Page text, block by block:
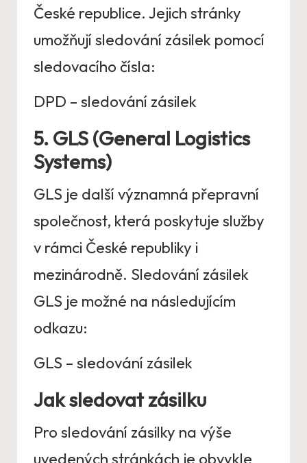
České republice. Jejich stránky
umožňují sledování zásilek pomocí
sledovacího čísla:
DPD – sledování zásilek
5. GLS (General Logistics
Systems)
GLS je další významná přepravní
společnost, která poskytuje služby
v rámci České republiky i
mezinárodně. Sledování zásilek
GLS je možné na následujícím
odkazu:
GLS – sledování zásilek
Jak sledovat zásilku
Pro sledování zásilky na výše
uvedených stránkách je obvykle